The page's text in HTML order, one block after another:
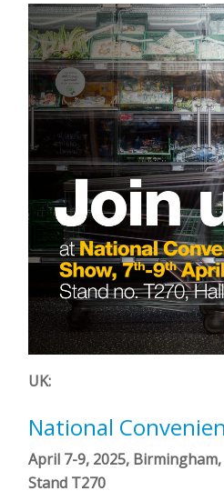
UK:
National
April 7-9, 2025,
Stand T270